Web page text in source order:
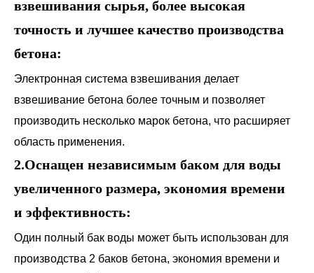
взвешивания сырья, более высокая
точность и лучшее качество производства
бетона:
Электронная система взвешивания делает
взвешивание бетона более точным и позволяет
производить несколько марок бетона, что расширяет
область применения.
2.Оснащен независимым баком для воды
увеличенного размера, экономия времени
и эффективность:
Один полный бак воды может быть использован для
производства 2 баков бетона, экономия времени и